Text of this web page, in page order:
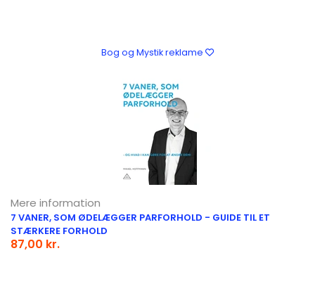
Bog og Mystik reklame
Mere information
7 VANER, SOM ØDELÆGGER PARFORHOLD - GUIDE TIL ET
STÆRKERE FORHOLD
87,00 kr.